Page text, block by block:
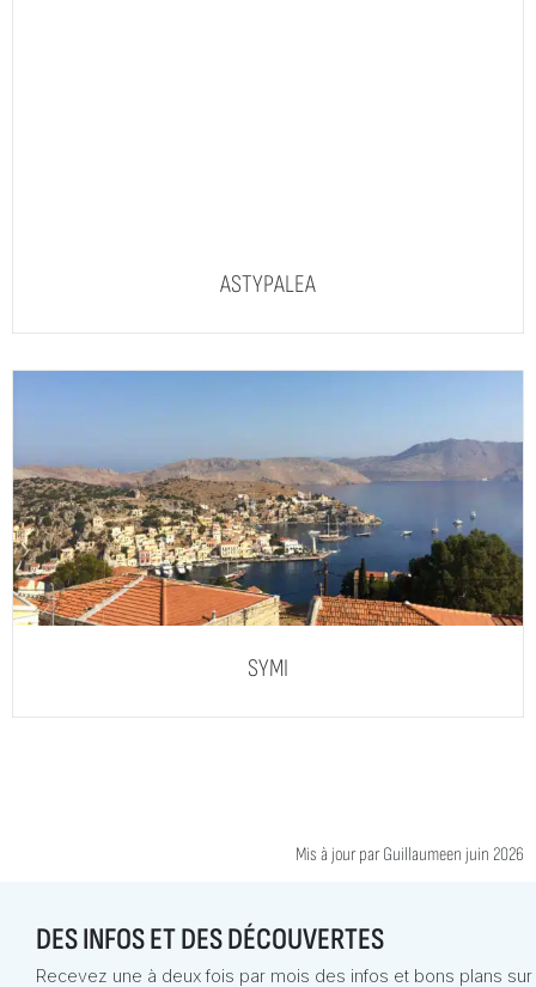
ASTYPALEA
SYMI
Mis à jour par Guillaumeen juin 2026
DES INFOS ET DES DÉCOUVERTES
Recevez une à deux fois par mois des infos et bons plans